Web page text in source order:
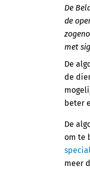
De
de
met
De
de
beter
De
om te
meer